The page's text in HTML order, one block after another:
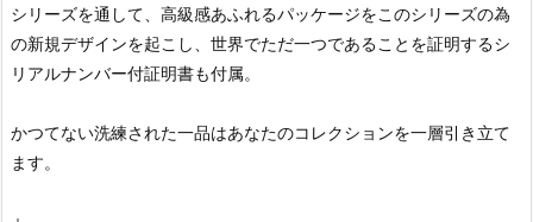
シリーズを通して、高級感あふれるパッケージをこのシリーズの為
の新規デザインを起こし、世界でただ一つであることを証明するシ
リアルナンバー付証明書も付属。
かつてない洗練された一品はあなたのコレクションを一層引き立て
ます。